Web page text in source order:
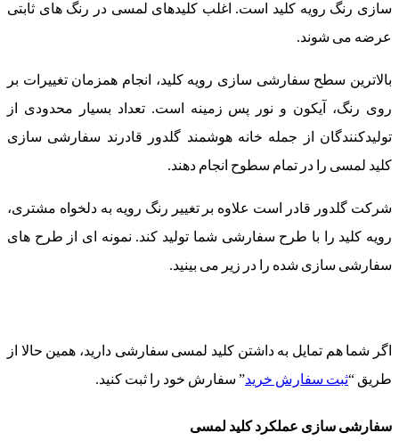
سازی رنگ رویه کلید است. اغلب کلیدهای لمسی در رنگ های ثابتی
عرضه می شوند.
بالاترین سطح سفارشی سازی رویه کلید، انجام همزمان تغییرات بر
روی رنگ، آیکون و نور پس زمینه است. تعداد بسیار محدودی از
تولیدکنندگان از جمله خانه هوشمند گلدور قادرند سفارشی سازی
کلید لمسی را در تمام سطوح انجام دهند.
شرکت گلدور قادر است علاوه بر تغییر رنگ رویه به دلخواه مشتری،
رویه کلید را با طرح سفارشی شما تولید کند. نمونه ای از طرح های
سفارشی سازی شده را در زیر می بینید.
اگر شما هم تمایل به داشتن کلید لمسی سفارشی دارید، همین حالا از
طریق “ثبت سفارش خرید” سفارش خود را ثبت کنید.
سفارشی سازی عملکرد کلید لمسی